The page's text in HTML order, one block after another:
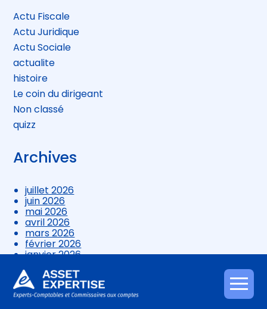
Aller
au
Actu Fiscale
Actu Juridique
Actu Sociale
actualite
histoire
Le coin du dirigeant
Non classé
quizz
Archives
juillet 2026
juin 2026
mai 2026
avril 2026
mars 2026
février 2026
janvier 2026
novembre 2025
octobre 2025
septembre 2025